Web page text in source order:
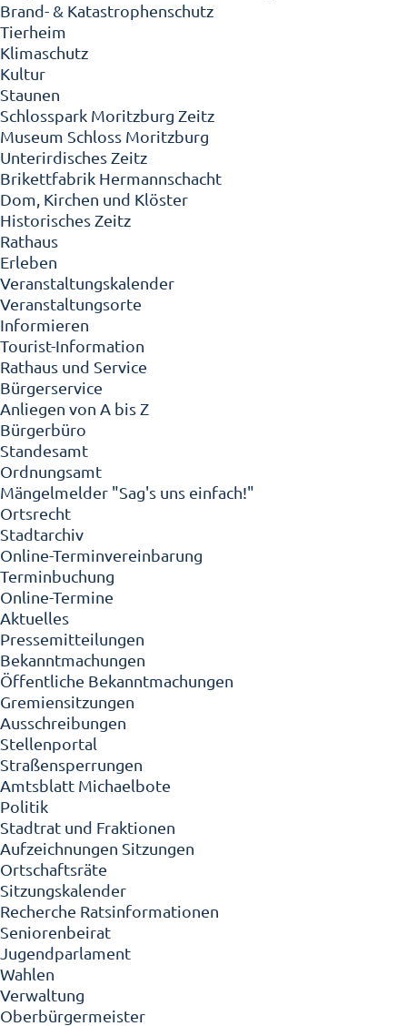
Brand- & Katastrophenschutz
Tierheim
Klimaschutz
Kultur
Staunen
Schlosspark Moritzburg Zeitz
Museum Schloss Moritzburg
Unterirdisches Zeitz
Brikettfabrik Hermannschacht
Dom, Kirchen und Klöster
Historisches Zeitz
Rathaus
Erleben
Veranstaltungskalender
Veranstaltungsorte
Informieren
Tourist-Information
Rathaus und Service
Bürgerservice
Anliegen von A bis Z
Bürgerbüro
Standesamt
Ordnungsamt
Mängelmelder "Sag's uns einfach!"
Ortsrecht
Stadtarchiv
Online-Terminvereinbarung
Terminbuchung
Online-Termine
Aktuelles
Pressemitteilungen
Bekanntmachungen
Öffentliche Bekanntmachungen
Gremiensitzungen
Ausschreibungen
Stellenportal
Straßensperrungen
Amtsblatt Michaelbote
Politik
Stadtrat und Fraktionen
Aufzeichnungen Sitzungen
Ortschaftsräte
Sitzungskalender
Recherche Ratsinformationen
Seniorenbeirat
Jugendparlament
Wahlen
Verwaltung
Oberbürgermeister